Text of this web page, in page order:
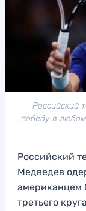
Российский
победу в
Российский
Медведев
американцем
третьего